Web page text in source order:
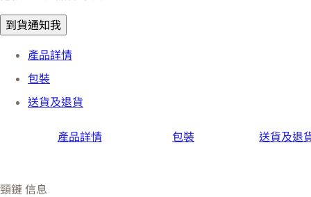
到貨通知我
產品詳情
包裝
送貨及退貨
產品詳情 包裝 送貨及退
頸鏈 信息